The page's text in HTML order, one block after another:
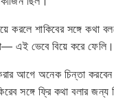
করলে শাকিবের সঙ্গে কথা
এই ভেবে বিয়ে করে ফেলি।
করার আগে অনেক চিন্তা
সঙ্গে ফ্রি কথা বলার জন্য